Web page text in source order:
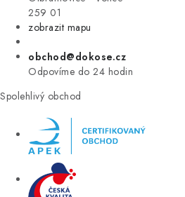
259 01
zobrazit mapu
obchod@dokose.cz
Odpovíme do 24 hodin
Spolehlivý obchod
ZNAČKY
Úvod Kontakt Blog
Moje objednávka